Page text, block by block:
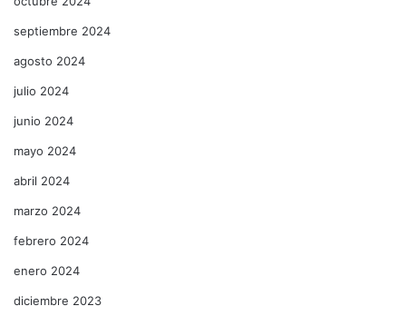
septiembre 2024
agosto 2024
julio 2024
junio 2024
mayo 2024
abril 2024
marzo 2024
febrero 2024
enero 2024
diciembre 2023